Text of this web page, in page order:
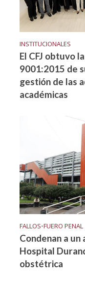
INSTITUCIONALES
El CFJ obtuvo
9001:2015 de
gestión de las
académicas
FALLOS•FUERO PENAL
Condenan a
Hospital
obstétrica